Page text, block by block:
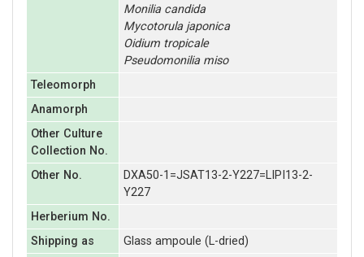
Monilia candida
Mycotorula japonica
Oidium tropicale
Pseudomonilia miso
Teleomorph
Anamorph
Other Culture
Collection No.
Other No.
DXA50-1=JSAT13-2-Y227=LIPI13-2-
Y227
Herberium No.
Shipping as
Glass ampoule (L-dried)